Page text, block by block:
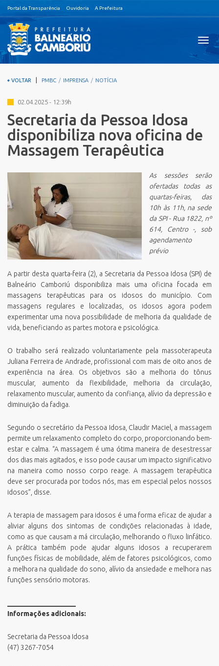
Portal da Transparência Ouvidoria A Prefeitura
VOLTAR PMBC IMPRENSA NOTÍCIA
02.04.2025 - 12:39h
Secretaria da Pessoa Idosa
disponibiliza nova oficina de
Massagem Terapêutica
As sessões serão
ofertadas todas as
quartas-feiras, das
10h às 11h, na sede
da SPI - Rua 1822, nº
614, Centro -, sob
agendamento
prévio
A partir desta quarta-feira (2), a Secretaria da Pessoa Idosa (SPI) de
Balneário Camboriú disponibiliza mais uma oficina focada em
massagens terapêuticas para os idosos do município. Com
massagens regulares e localizadas, os idosos agora podem
experimentar uma nova possibilidade de melhoria da qualidade de
vida, beneficiando as partes motora e psicológica.
O trabalho será realizado voluntariamente pela massoterapeuta
Juliana Ferreira de Andrade, profissional com mais de oito anos de
experiência na área. Os objetivos são a melhoria do tônus
muscular, aumento da flexibilidade, melhoria da circulação,
relaxamento muscular, aumento da confiança, alívio da depressão e
diminuição da fadiga.
Segundo o secretário da Pessoa Idosa, Claudir Maciel, a massagem
permite um relaxamento completo do corpo, proporcionando bem-
estar e calma. “A massagem é uma ótima maneira de desestressar
dos dias mais agitados, e isso pode causar um impacto significativo
na maneira como nosso corpo reage. A massagem terapêutica
deve ser procurada por todos nós, mas em especial pelos nossos
idosos”, disse.
A terapia de massagem para idosos é uma forma eficaz de ajudar a
aliviar alguns dos sintomas de condições relacionadas à idade,
como as que causam a má circulação, melhorando o fluxo linfático.
A prática também pode ajudar alguns idosos a recuperarem
funções físicas de mobilidade, além de fatores psicológicos, como
a melhora na qualidade do sono, alívio da ansiedade e melhora nas
funções sensório motoras.
Informações adicionais:
Secretaria da Pessoa Idosa
(47) 3267-7054